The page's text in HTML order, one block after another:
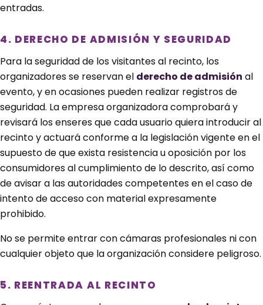
entradas.
4. DERECHO DE ADMISIÓN Y SEGURIDAD
Para la seguridad de los visitantes al recinto, los
organizadores se reservan el derecho de admisión al
evento, y en ocasiones pueden realizar registros de
seguridad. La empresa organizadora comprobará y
revisará los enseres que cada usuario quiera introducir al
recinto y actuará conforme a la legislación vigente en el
supuesto de que exista resistencia u oposición por los
consumidores al cumplimiento de lo descrito, así como
de avisar a las autoridades competentes en el caso de
intento de acceso con material expresamente
prohibido.
No se permite entrar con cámaras profesionales ni con
cualquier objeto que la organización considere peligroso.
5. REENTRADA AL RECINTO